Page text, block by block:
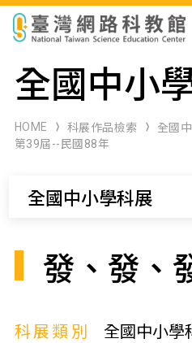
科展作品檢索
科學研習月刊
全國中小
HOME 科展作品檢索
全國
第39屆--民國88年
全國中小學科展
發、發、
科展類別
全國中小學